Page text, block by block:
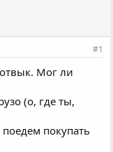
#1
Мог ли
(о, где ты,
покупать